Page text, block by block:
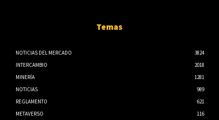
Temas
NOTICIAS DEL MERCADO
3824
INTERCAMBIO
2018
MINERÍA
1281
NOTICIAS
989
REGLAMENTO
621
METAVERSO
116